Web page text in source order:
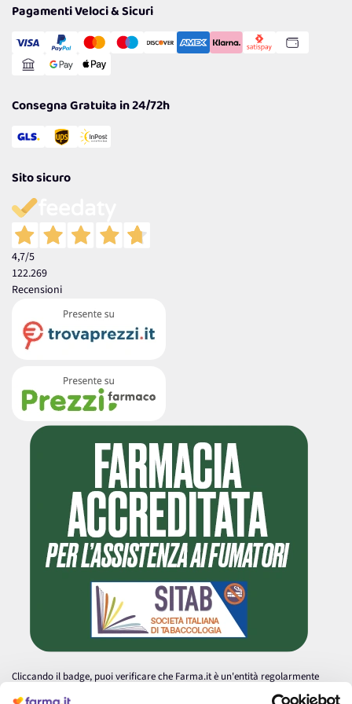
Cookie Policy
Gestisci Cookie
Reso Facile e Veloce
Pagamenti Veloci & Sicuri
Consegna Gratuita in 24/72h
Sito sicuro
4,7/5
122.269
Recensioni
Cliccando il badge, puoi verificare che Farma.it è un'entità regolarmente
autorizzata dal Ministero della Salute a effettuare la vendita online di